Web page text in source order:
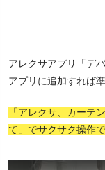
アレクサアプリ「デ
アプリに追加すれば準
「アレクサ、カーテ
て」でサクサク操作